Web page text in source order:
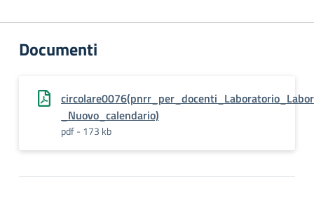
Documenti
_Nuovo_calendario)
pdf - 173 kb